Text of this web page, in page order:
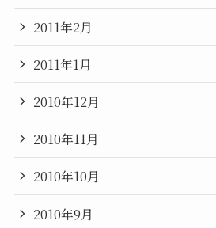
2011年2月
2011年1月
2010年12月
2010年11月
2010年10月
2010年9月